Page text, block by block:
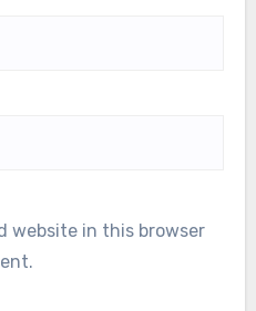
website in this browser